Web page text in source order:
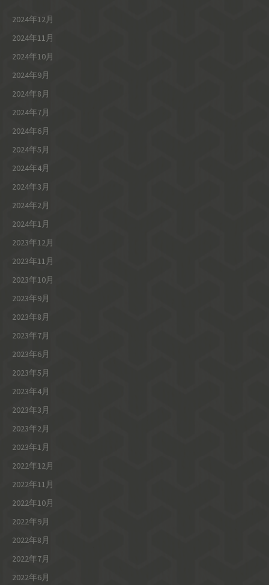
2024年12月
2024年11月
2024年10月
2024年9月
2024年8月
2024年7月
2024年6月
2024年5月
2024年4月
2024年3月
2024年2月
2024年1月
2023年12月
2023年11月
2023年10月
2023年9月
2023年8月
2023年7月
2023年6月
2023年5月
2023年4月
2023年3月
2023年2月
2023年1月
2022年12月
2022年11月
2022年10月
2022年9月
2022年8月
2022年7月
2022年6月